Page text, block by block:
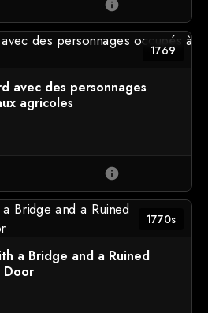
info
1769
avec des personnages
agricoles
info
1770s
a Bridge and a Ruined
Door